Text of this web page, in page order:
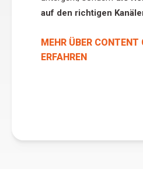
auf den richtigen
MEHR ÜBER CONTENT
ERFAHREN